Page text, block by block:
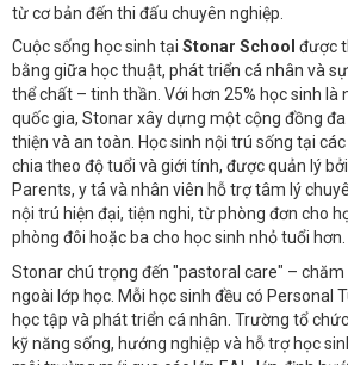
từ cơ bản đến thi đấu chuyên nghiệp.
Cuộc sống học sinh tại Stonar School được
bằng giữa học thuật, phát triển cá nhân và
thể chất – tinh thần. Với hơn 25% học sinh là
quốc gia, Stonar xây dựng một cộng đồng
thiện và an toàn. Học sinh nội trú sống tại
chia theo độ tuổi và giới tính, được quản lý
Parents, y tá và nhân viên hỗ trợ tâm lý
nội trú hiện đại, tiện nghi, từ phòng đơn cho
phòng đôi hoặc ba cho học sinh nhỏ tuổi hơn.
Stonar chú trọng đến "pastoral care" – chăm
ngoài lớp học. Mỗi học sinh đều có Personal
học tập và phát triển cá nhân. Trường tổ
kỹ năng sống, hướng nghiệp và hỗ trợ học